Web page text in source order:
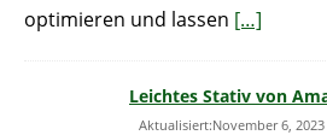
optimieren und lassen […]
Leichtes Stativ von
Aktualisiert:November 6, 2023